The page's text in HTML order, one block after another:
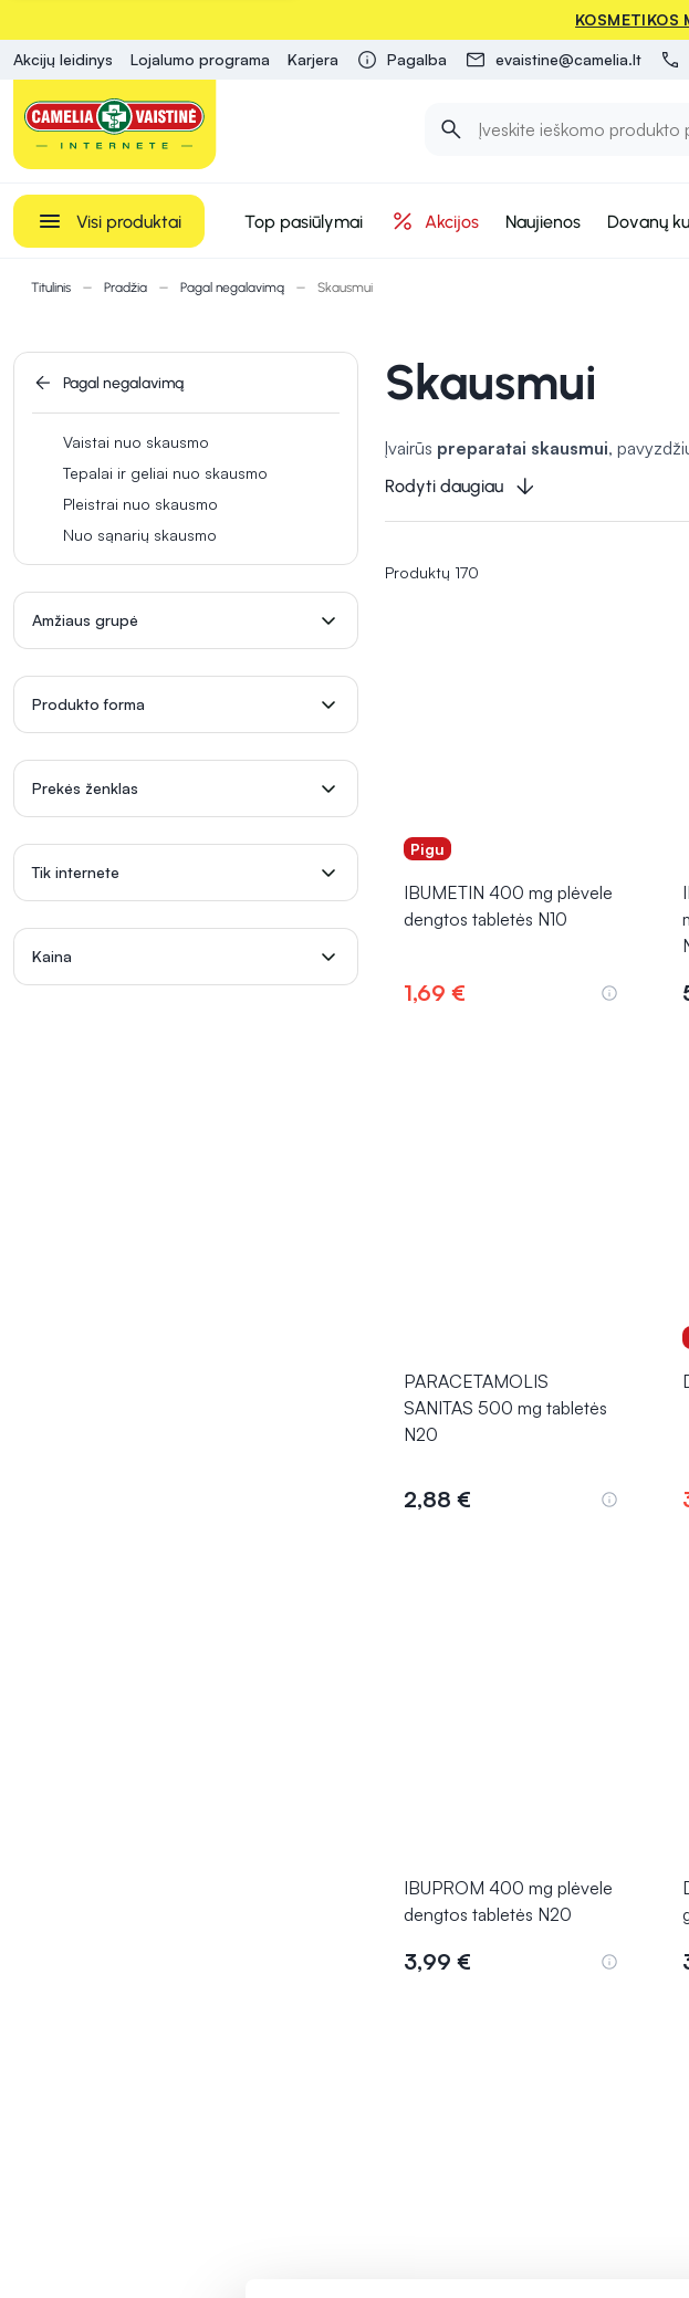
Akcijų leidinys Lojalumo programa Karjera Pagalba evaistine@camelia.lt
Visi produktai Top pasiūlymai Akcijos Naujienos Dovanų
Titulinis Pradžia Pagal negalavimą Skausmui
Pagal negalavimą
Vaistai nuo skausmo
Tepalai ir geliai nuo skausmo
Pleistrai nuo skausmo
Nuo sąnarių skausmo
Amžiaus grupė
Produkto forma
Prekės ženklas
Tik internete
Kaina
Skausmui
Įvairūs preparatai skausmui,
tipams, tokiems kaip galvos skausmas,
ar ibuprofenas, veikia sumažindamos
vietos. Žvakutės yra patogus
Rodyti daugiau
Produktų 170
Pigu
IBUMETIN 400 mg plėvele
dengtos tabletės N10
1,69 €
PARACETAMOLIS
SANITAS 500 mg tabletės
N20
2,88 €
IBUPROM 400 mg plėvele
dengtos tabletės N20
3,99 €